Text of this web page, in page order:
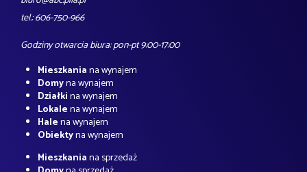
tel.: 606-750-966
Godziny otwarcia biura: pon-pt 9:00-17:00
Mieszkaniana wynajem
Domyna wynajem
Działkina wynajem
Lokalena wynajem
Halena wynajem
Obiektyna wynajem
Mieszkaniana sprzedaż